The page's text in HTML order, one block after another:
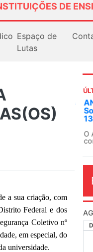
DE
Espaço de
Lutas
a sua criação, com
Federal e dos
Coletivo nº
em especial, do
universidade.
O